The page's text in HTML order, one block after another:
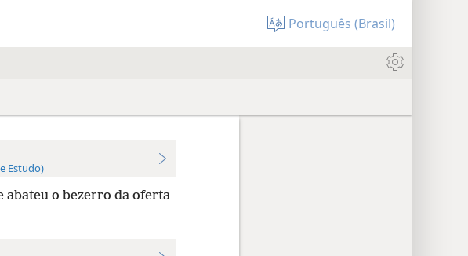
Português (Brasil)
Estudo)
abateu o bezerro da oferta